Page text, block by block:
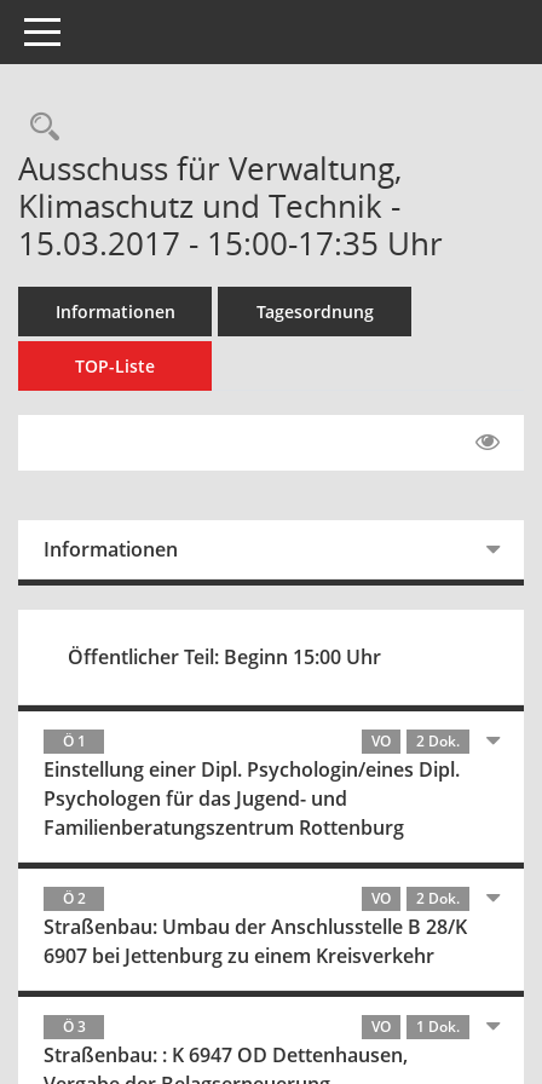
Toggle navigation
Rechercheauswahl
Ausschuss für Verwaltung,
Klimaschutz und Technik -
15.03.2017 - 15:00-17:35 Uhr
Informationen Tagesordnung
TOP-Liste
Informationen
Öffentlicher Teil: Beginn 15:00 Uhr
Ö 1 VO 2 Dok.
Einstellung einer Dipl. Psychologin/eines Dipl.
Psychologen für das Jugend- und
Familienberatungszentrum Rottenburg
Ö 2 VO 2 Dok.
Straßenbau: Umbau der Anschlusstelle B 28/K
6907 bei Jettenburg zu einem Kreisverkehr
Ö 3 VO 1 Dok.
Straßenbau: : K 6947 OD Dettenhausen,